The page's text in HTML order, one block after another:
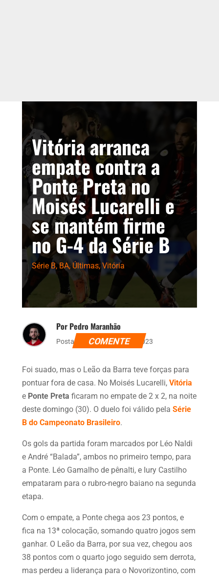
Vitória arranca
empate contra a
Ponte Preta no
Moisés Lucarelli e
se mantém firme
no G-4 da Série B
Série B,BA,Últimas,Vitória
Por Pedro Maranhão
Postado dia 30 de julho de 2023
COMENTE
Foi suado, mas o Leão da Barra teve forças para
pontuar fora de casa. No Moisés Lucarelli, Vitória
e Ponte Preta ficaram no empate de 2 x 2, na noite
deste domingo (30). O duelo foi válido pela Série
B do Campeonato Brasileiro.
Os gols da partida foram marcados por Léo Naldi
e André “Balada”, ambos no primeiro tempo, para
a Ponte. Léo Gamalho de pênalti, e Iury Castilho
empataram para o rubro-negro baiano na segunda
etapa.
Com o empate, a Ponte chega aos 23 pontos, e
fica na 13ª colocação, somando quatro jogos sem
ganhar. O Leão da Barra, por sua vez, chegou aos
38 pontos com o quarto jogo seguido sem derrota,
mas perdeu a liderança para o Novorizontino, com